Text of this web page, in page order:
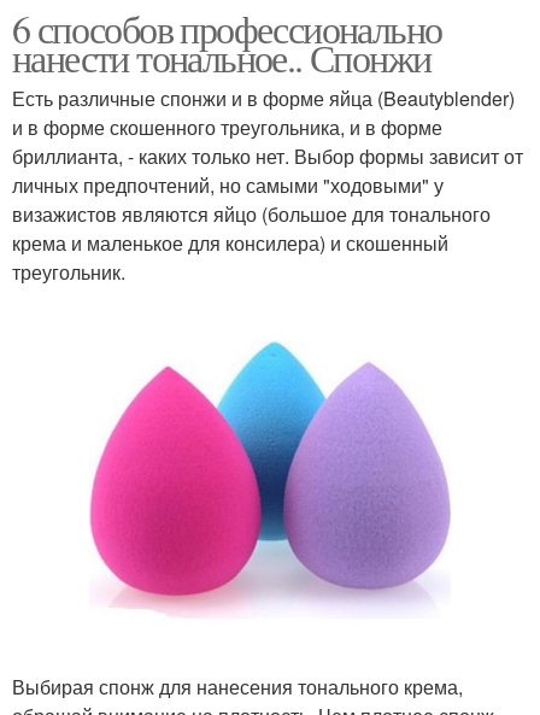
6 способов профессионально
нанести тональное.. Спонжи
Есть различные спонжи и в форме яйца (Beautyblender)
и в форме скошенного треугольника, и в форме
бриллианта, - каких только нет. Выбор формы зависит от
личных предпочтений, но самыми "ходовыми" у
визажистов являются яйцо (большое для тонального
крема и маленькое для консилера) и скошенный
треугольник.
Выбирая спонж для нанесения тонального крема,